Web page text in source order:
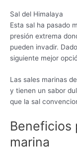
Sal del Himalaya
Esta sal ha pasado
presión extrema
pueden invadir.
siguiente mejor
Las sales marinas
y tienen un sabor
que la sal
Beneficios
marina